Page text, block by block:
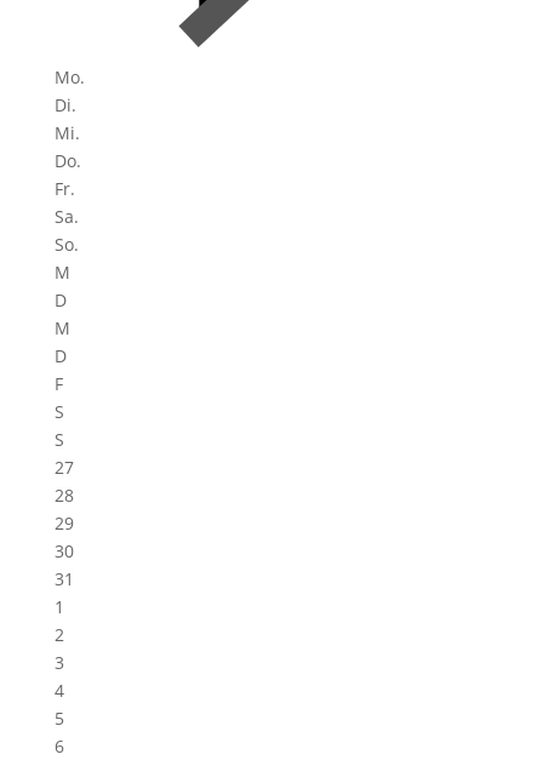
Mo.
Di.
Mi.
Do.
Fr.
Sa.
So.
M
D
M
D
F
S
S
27
28
29
30
31
1
2
3
4
5
6